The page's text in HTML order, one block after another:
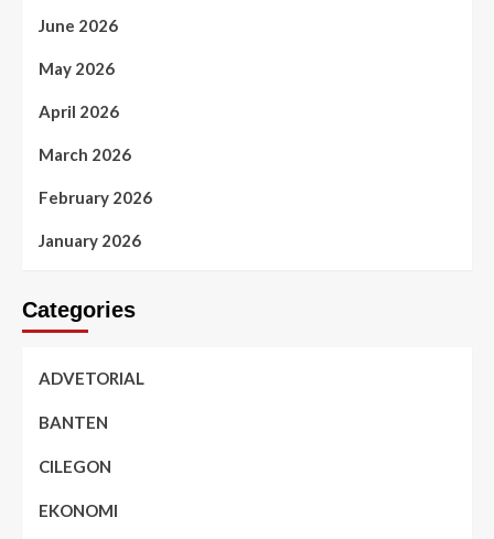
June 2026
May 2026
April 2026
March 2026
February 2026
January 2026
Categories
ADVETORIAL
BANTEN
CILEGON
EKONOMI